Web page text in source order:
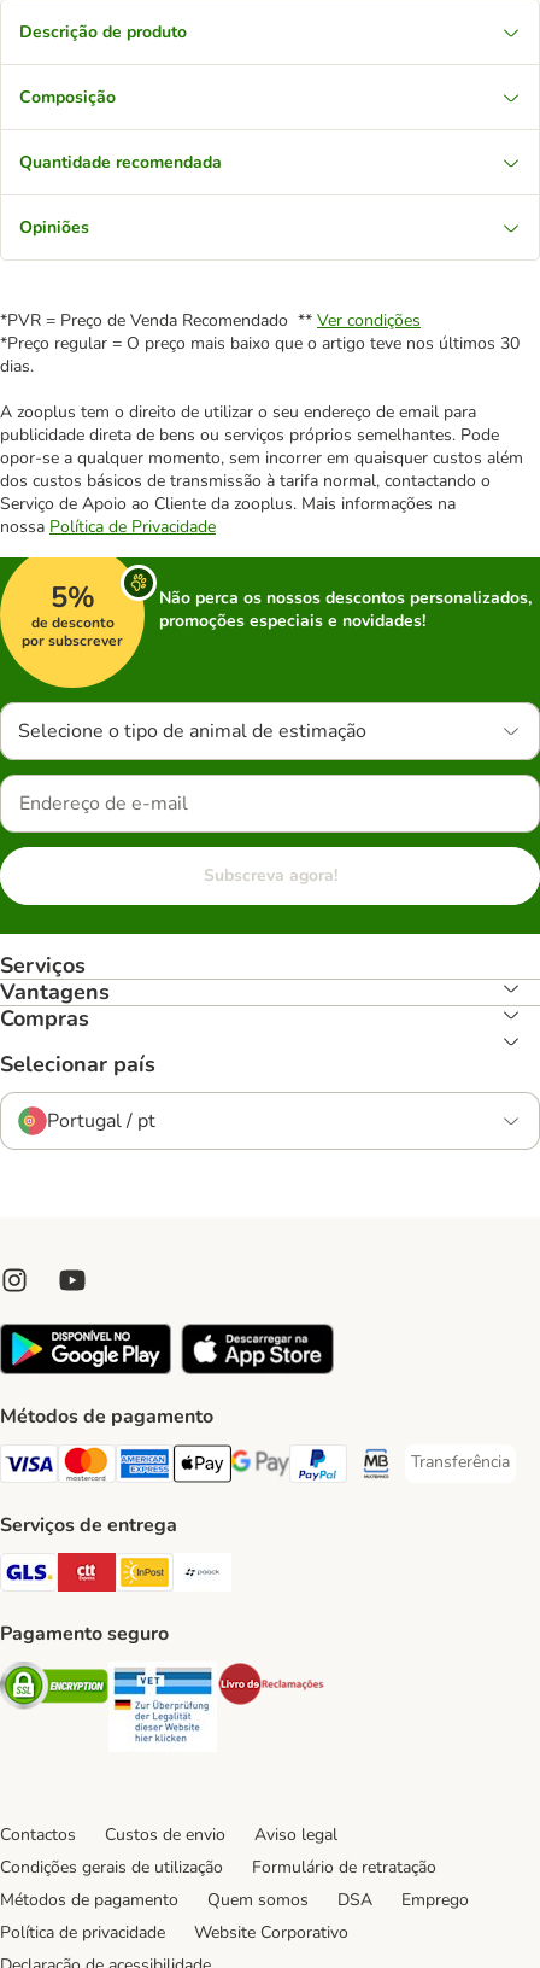
Descrição de produto
Composição
Quantidade recomendada
Opiniões
*PVR = Preço de Venda Recomendado ** Ver condições
*Preço regular = O preço mais baixo que o artigo teve nos últimos 30
dias.
A zooplus tem o direito de utilizar o seu endereço de email para
publicidade direta de bens ou serviços próprios semelhantes. Pode
opor-se a qualquer momento, sem incorrer em quaisquer custos além
dos custos básicos de transmissão à tarifa normal, contactando o
Serviço de Apoio ao Cliente da zooplus. Mais informações na
nossa Política de Privacidade
5%
de desconto
por subscrever
Não perca os nossos descontos personalizados,
promoções especiais e novidades!
Selecione o tipo de animal de estimação
Subscreva agora!
Serviços
Vantagens
Compras
Selecionar país
Portugal / pt
Métodos de pagamento
Visa Payment Method
Mastercard Payment Method
American Express Payment Method
Apple Pay Payment Method
Google Pay Payment Method
PayPal Payment Method
Multibanco Payment
Transferência
Transferência
Serviços de entrega
GLS Shipping Method
CTTExpress Shipping Method
InPost Shipping Method
Pagamento seguro
Security Security
Contactos Custos de envio
Aviso legal
Condições gerais de utilização
Formulário de retratação
Métodos de pagamento
Quem somos DSA
Emprego
Política de privacidade
Website Corporativo